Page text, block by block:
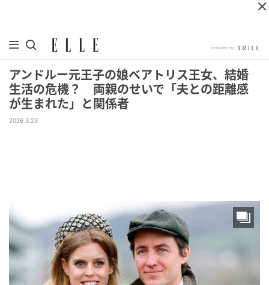
アンドルー元王子の娘ベアトリス王女、結婚
生活の危機？ 両親のせいで「夫との距離感
が生まれた」と関係者
2026.3.23